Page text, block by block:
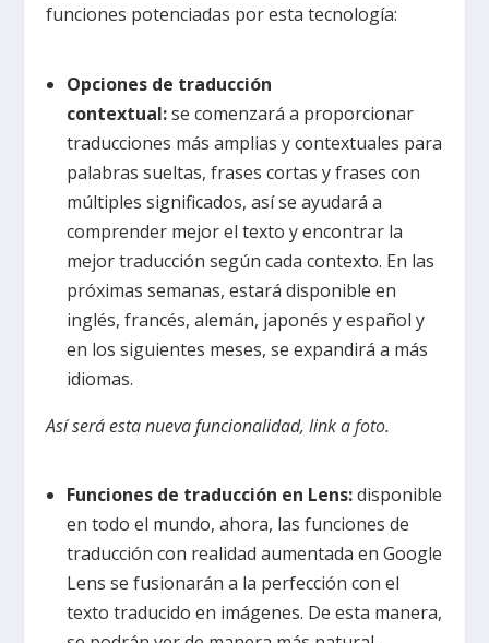
funciones potenciadas por esta tecnología:
Opciones de traducción
contextual:se comenzará a proporcionar
traducciones más amplias y contextuales para
palabras sueltas, frases cortas y frases con
múltiples significados, así se ayudará a
comprender mejor el texto y encontrar la
mejor traducción según cada contexto. En las
próximas semanas, estará disponible en
inglés, francés, alemán, japonés y español y
en los siguientes meses, se expandirá a más
idiomas.
Así será esta nueva funcionalidad, link afoto.
Funciones de traducción en Lens:disponible
en todo el mundo, ahora, las funciones de
traducción con realidad aumentada en Google
Lens se fusionarán a la perfección con el
texto traducido en imágenes. De esta manera,